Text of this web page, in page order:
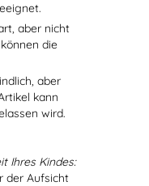
aber nicht
die
aber
kann
wird.
Ihres Kindes:
der Aufsicht